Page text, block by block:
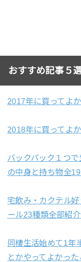
おすすめ記事５
2017年に買ってよ
2018年に買ってよ
バックパック１つ
の中身と持ち物全
宅飲み・カクテル
ール23種類全部紹
同棲生活始めて1年
とかやってよかっ